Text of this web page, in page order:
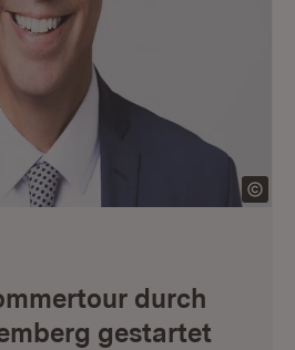
durch
gestartet